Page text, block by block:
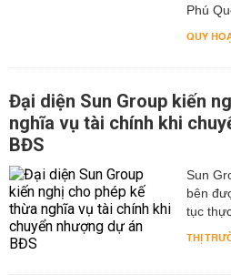
Phú
QUY
Đại diện Sun Group kiến
nghĩa vụ tài chính khi
BĐS
Sun
bên
tục
THỊ